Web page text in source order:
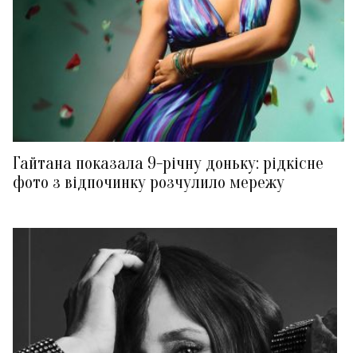
Гайтана показала 9-річну доньку: рідкісне
фото з відпочинку розчулило мережу